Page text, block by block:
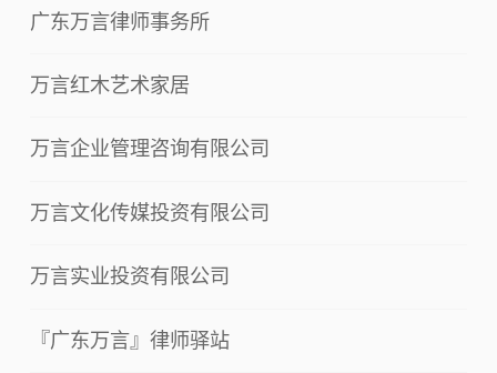
广东万言律师事务所
万言红木艺术家居
万言企业管理咨询有限公司
万言文化传媒投资有限公司
万言实业投资有限公司
『广东万言』律师驿站